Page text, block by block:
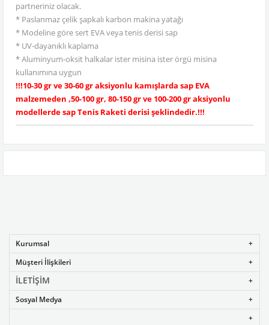
partneriniz olacak.
* Paslanmaz çelik şapkalı karbon makina yatağı
* Modeline göre sert EVA veya tenis derisi sap
* UV-dayanıklı kaplama
* Aluminyum-oksit halkalar ister misina ister örgü misina
kullanımına uygun
!!!10-30 gr ve 30-60 gr aksiyonlu kamışlarda sap EVA
malzemeden ,50-100 gr, 80-150 gr ve 100-200 gr aksiyonlu
modellerde sap Tenis Raketi derisi şeklindedir.!!!
Kurumsal
Müşteri İlişkileri
İLETİŞİM
Sosyal Medya